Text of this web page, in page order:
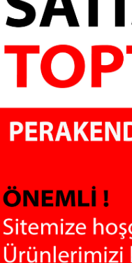
238.75 TL
Sepete Ekle
sizlere sunuyoruz.
Size sağladığımız bu